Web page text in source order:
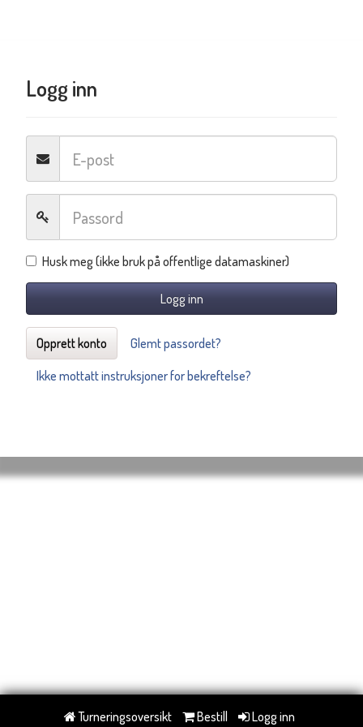
Logg inn
Husk meg (ikke bruk på offentlige datamaskiner)
Logg inn
Opprett konto
Glemt passordet?
Ikke mottatt instruksjoner for bekreftelse?
Turneringsoversikt Bestill Logg inn